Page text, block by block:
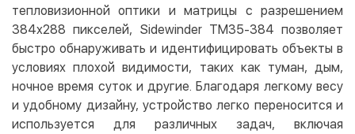
Кредит
Мгновенная рассрочка (Приватбанк)
Оплата частями (Приватбанк)
Покупка частями (Монобанк)
тепловизионной оптики и матрицы с разрешением
384x288 пикселей, Sidewinder TM35-384 позволяет
быстро обнаруживать и идентифицировать объекты в
условиях плохой видимости, таких как туман, дым,
ночное время суток и другие. Благодаря легкому весу
и удобному дизайну, устройство легко переносится и
используется для различных задач, включая